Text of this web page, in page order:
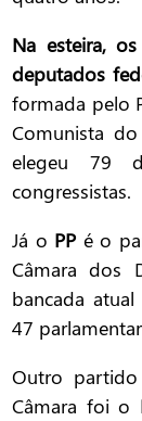
Na esteira,
deputados
formada pelo
Comunista
elegeu 79
congressistas.
Já o PP é o
Câmara dos
bancada
47
Outro
Câmara foi o